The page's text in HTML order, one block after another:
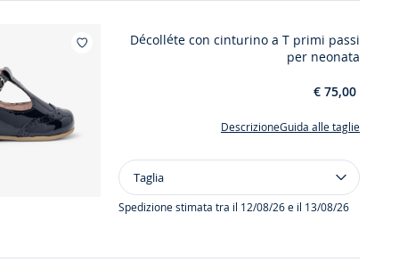
Aggiungi ai miei preferiti :
Décolléte con cinturino a T primi passi
per neonata
€ 75,00
Descrizione Guida alle taglie
Taglia
Décolléte
con
Taglia
Spedizione stimata tra il 12/08/26 e il 13/08/26